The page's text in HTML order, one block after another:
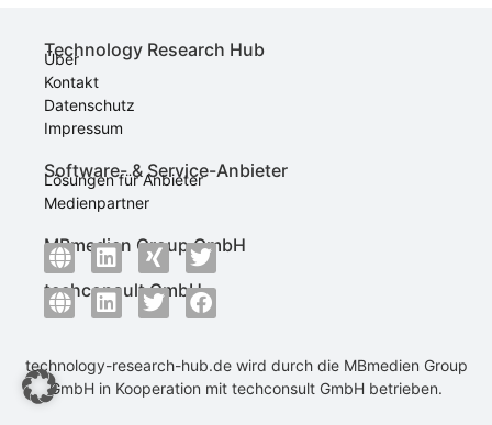
Technology Research Hub
Über
Kontakt
Datenschutz
Impressum
Software- & Service-Anbieter
Lösungen für Anbieter
Medienpartner
MBmedien Group GmbH
techconsult GmbH
technology-research-hub.de wird durch die MBmedien Group
GmbH in Kooperation mit techconsult GmbH betrieben.